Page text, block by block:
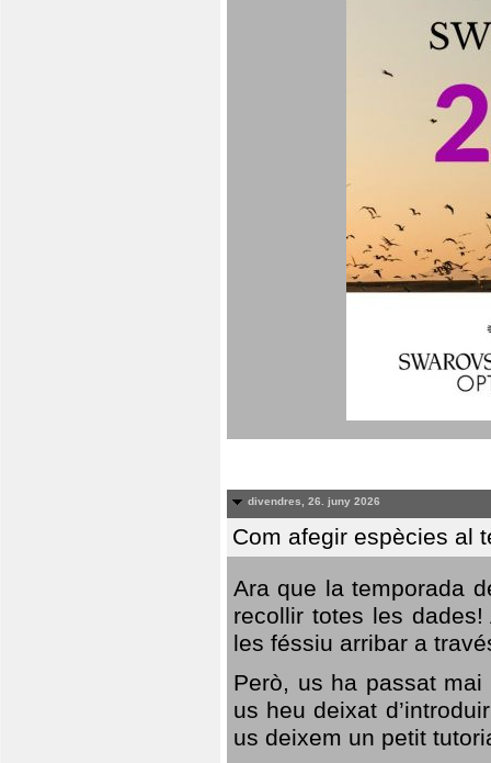
divendres, 26. juny 2026
Com afegir espècies al
Ara que la temporada
recollir totes les
les féssiu arribar a
Però, us ha passat
us heu deixat
us deixem un petit